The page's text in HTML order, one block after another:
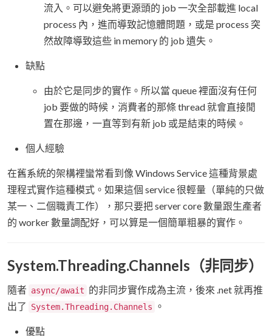
流入。可以避免將更源頭的 job 一次全部載進 local
process 內，進而導致記憶體問題，或是 process 突
然故障導致這些 in memory 的 job 遺失。
缺點
由於它是同步的實作。所以當 queue 裡面沒有任何
job 要做的時候，消費者的那條 thread 就會直接閒
置在那邊，一直等到有新 job 或是結束的時候。
個人經驗
在舊系統的架構裡蠻常看到像 Windows Service 這種背景處
理程式實作這種模式。如果這個 service 很輕量（單純的只做
某一、二個職責工作），那只要把 server core 數量跟生產者
的 worker 數量調配好，可以算是一個簡單粗暴的實作。
System.Threading.Channels（非同步）
隨者 async/await 的非同步實作成為主流，後來 .net 就再推
出了
System.Threading.Channels 。
優點